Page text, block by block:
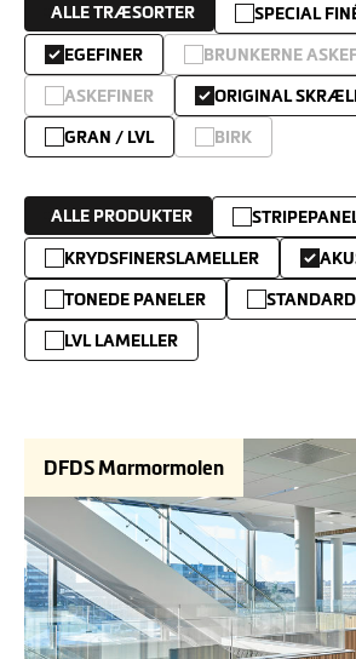
ALLE TRÆSORTER
SPECIAL
EGEFINER
BRUNKERNE
ASKEFINER
ORIGINAL
GRAN / LVL
BIRK
ALLE PRODUKTER
KRYDSFINERSLAMELLER
TONEDE PANELER
LVL LAMELLER
DFDS Marmormolen